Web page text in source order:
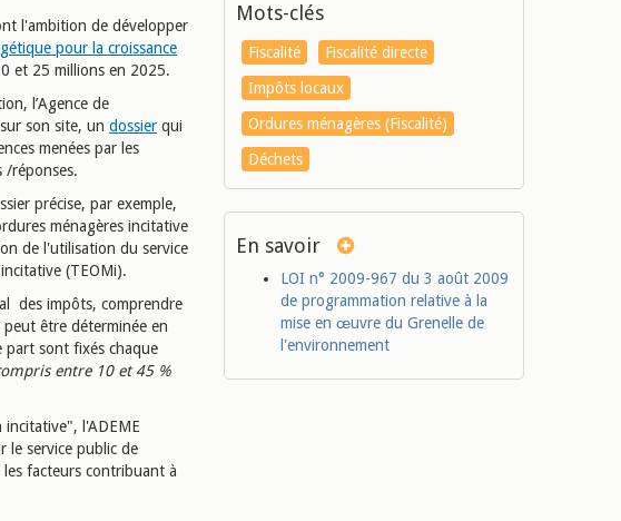
l'ambition de développer
pour la croissance
et 25 millions en 2025.
l’Agence de
son site, un dossier qui
menées par les
/réponses.
précise, par exemple,
ménagères incitative
de l'utilisation du service
(TEOMi).
des impôts, comprendre
être déterminée en
part sont fixés chaque
entre 10 et 45 %
l'ADEME
le service public de
facteurs contribuant à
Mots-clés
Fiscalité
Fiscalité directe
Impôts locaux
Ordures ménagères (Fiscalité)
Déchets
En savoir
LOI n° 2009-967 du 3 août 2009
de programmation relative à la
mise en œuvre du Grenelle de
l'environnement